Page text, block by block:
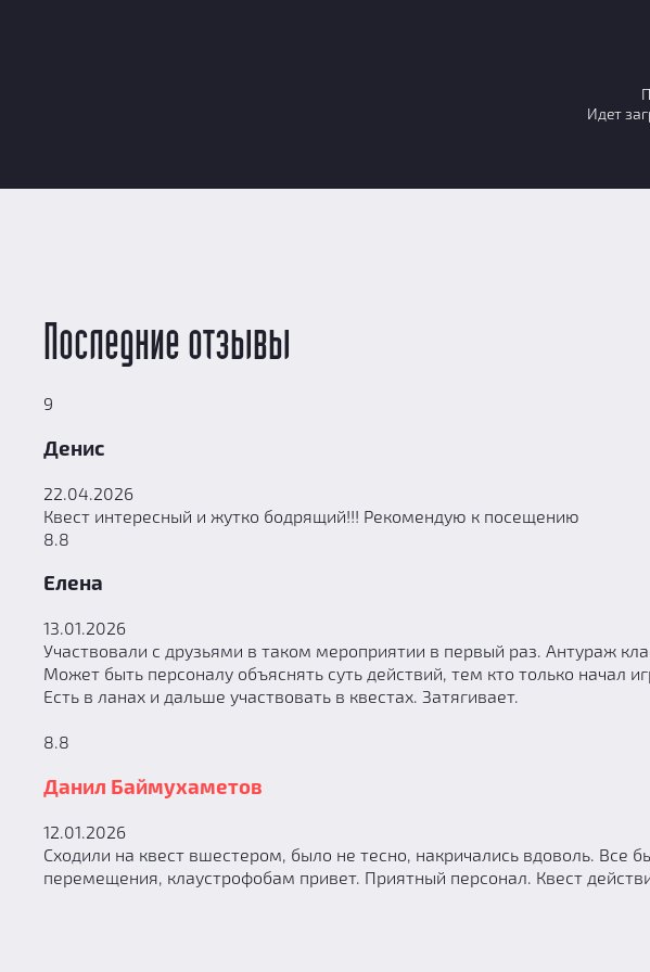
Цена указана за команду из 2-4 человек, доплата за 5, 6-го игроков
Последние отзывы
9
Денис
Квест интересный и жутко бодрящий!!! Рекомендую к посещению
8.8
Елена
13.01.2026
Участвовали с друзьями в таком мероприятии в первый раз. Антураж
Может быть персоналу объяснять суть действий, тем кто только начал
Есть в ланах и дальше участвовать в квестах. Затягивает.
8.8
Данил Баймухаметов